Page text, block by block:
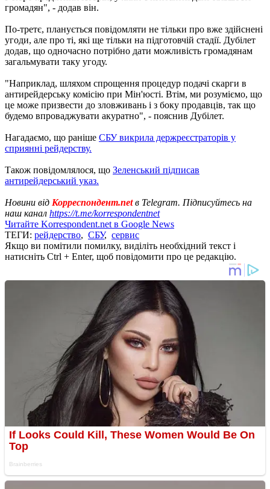
громадян", - додав він.
По-третє, планується повідомляти не тільки про вже здійснені
угоди, але про ті, які ще тільки на підготовчій стадії. Дубілет
додав, що одночасно потрібно дати можливість громадянам
загальмувати таку угоду.
"Наприклад, шляхом спрощення процедур подачі скарги в
антирейдерську комісію при Мін'юсті. Втім, ми розуміємо, що
це може призвести до зловживань і з боку продавців, так що
будемо впроваджувати акуратно", - пояснив Дубілет.
Нагадаємо, що раніше СБУ викрила держреєстраторів у
сприянні рейдерству.
Також повідомлялося, що Зеленський підписав
антирейдерський указ.
Новини від Корреспондент.netв Telegram. Підписуйтесь на
наш канал https://t.me/korrespondentnet
Читайте Korrespondent.net в Google News
ТЕГИ: рейдерство, СБУ, сервис
Якщо ви помітили помилку, виділіть необхідний текст і
натисніть Ctrl + Enter, щоб повідомити про це редакцію.